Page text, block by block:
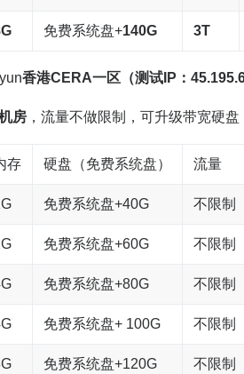
免费系统盘+140G 3T
香港CERA一区（测试IP：
房 ，流量不做限制，可升级带宽硬盘
存 硬盘（免费系统盘） 流量
免费系统盘+40G 不限制
免费系统盘+60G 不限制
免费系统盘+80G 不限制
免费系统盘+ 100G 不限制
免费系统盘+120G 不限制